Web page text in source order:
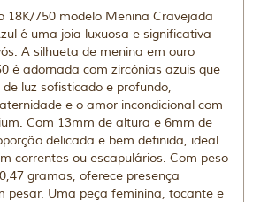
18K/750 modelo Menina Cravejada
é uma joia luxuosa e significativa
A silhueta de menina em ouro
é adornada com zircônias azuis que
luz sofisticado e profundo,
e o amor incondicional com
Com 13mm de altura e 6mm de
delicada e bem definida, ideal
correntes ou escapulários. Com peso
gramas, oferece presença
pesar. Uma peça feminina, tocante e